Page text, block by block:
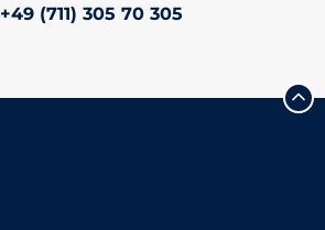
Telefonnummer:
+49 (711) 305 70 305